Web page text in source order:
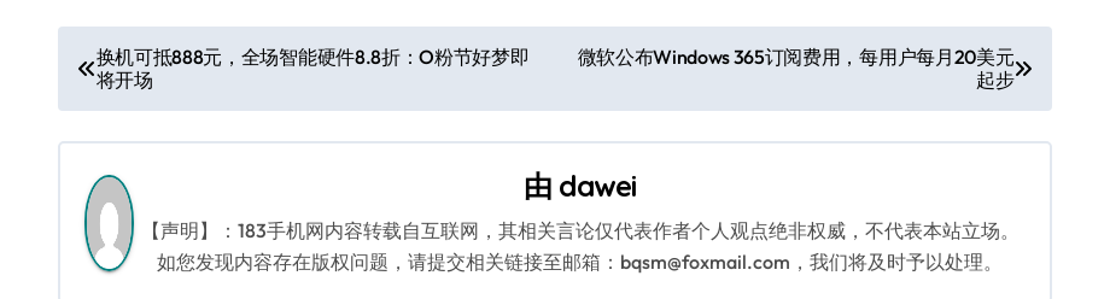
文
章
导
航
换机可抵888元，全场智能硬件8.8折：O粉节好梦即
将开场
微软公布Windows 365订阅费用，每用户每月20美元
起步
由 dawei
【声明】：183手机网内容转载自互联网，其相关言论仅代表作者个人观点绝非权威，不代表本站立场。
如您发现内容存在版权问题，请提交相关链接至邮箱：bqsm@foxmail.com，我们将及时予以处理。